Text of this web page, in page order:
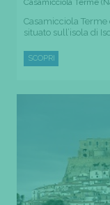
Casamicciola Terme
Casamicciola
situato sull’isola di
SCOPRI